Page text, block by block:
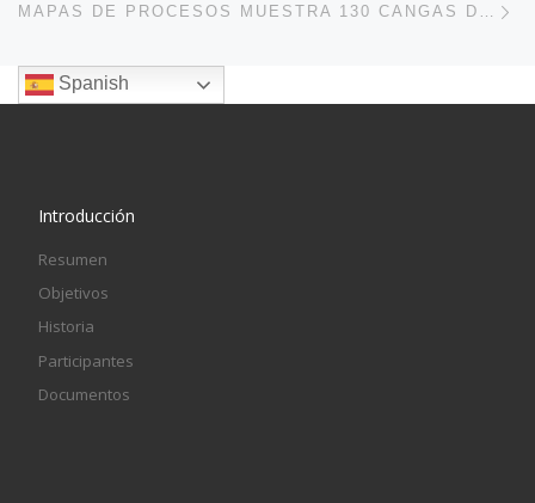
MAPAS DE PROCESOS MUESTRA 130 CANGAS DEL NARCEA
Spanish
Introducción
Resumen
Objetivos
Historia
Participantes
Documentos